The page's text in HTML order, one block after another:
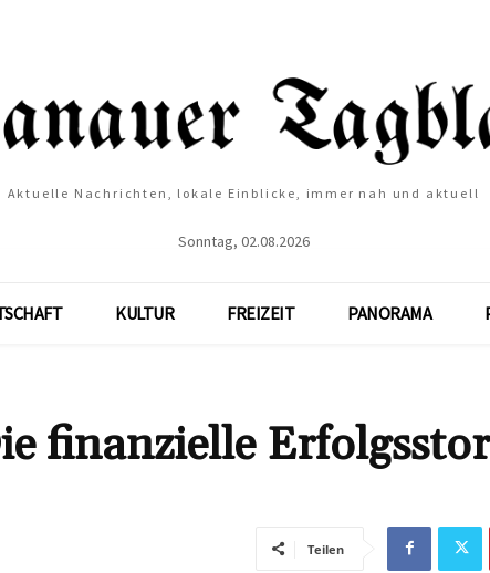
Aktuelle Nachrichten, lokale Einblicke, immer nah und aktuell
Sonntag, 02.08.2026
KULTUR FREIZEIT PANORAMA
finanzielle
Teilen